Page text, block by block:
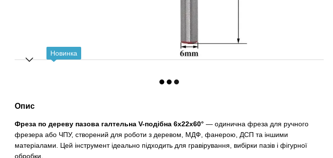
Новинка
Опис
Фреза по дереву пазова галтельна V-подібна 6х22х60° — одинична фреза для ручного
фрезера або ЧПУ, створений для роботи з деревом, МДФ, фанерою, ДСП та іншими
матеріалами. Цей інструмент ідеально підходить для гравірування, вибірки пазів і фігурної
обробки.